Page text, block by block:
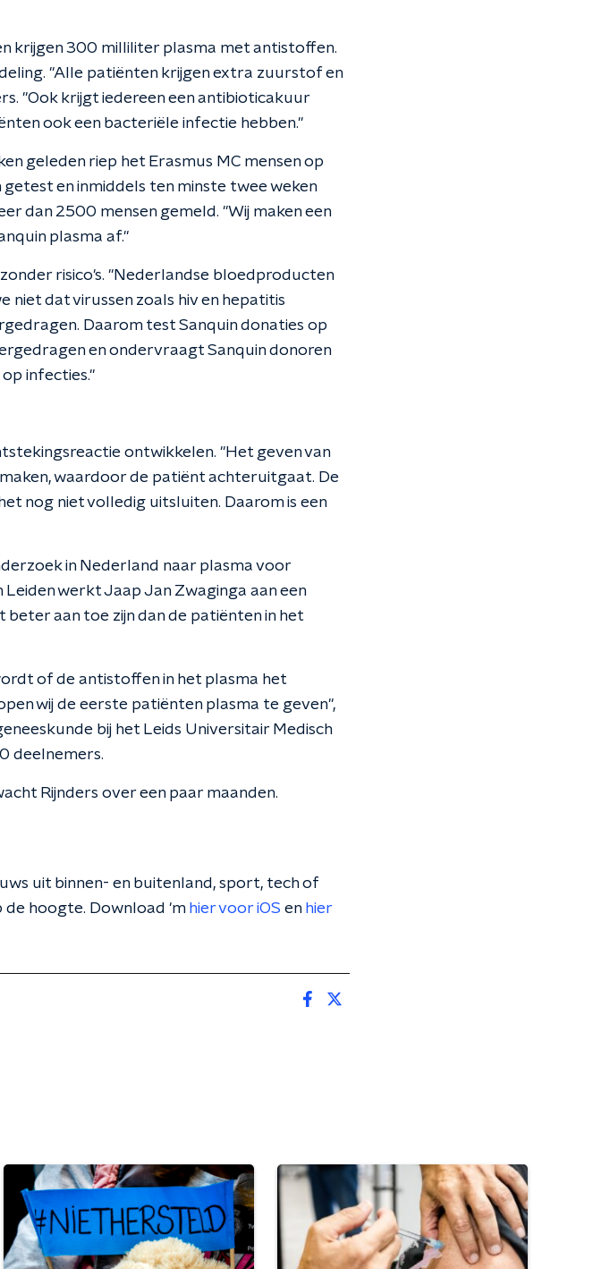
krijgen 300 milliliter plasma met antistoffen.
"Alle patiënten krijgen extra zuurstof en
"Ook krijgt iedereen een antibioticakuur
ook een bacteriële infectie hebben."
geleden riep het Erasmus MC mensen op
en inmiddels ten minste twee weken
dan 2500 mensen gemeld. "Wij maken een
plasma af."
risico's. "Nederlandse bloedproducten
niet dat virussen zoals hiv en hepatitis
Daarom test Sanquin donaties op
en ondervraagt Sanquin donoren
infecties."
ontwikkelen. "Het geven van
waardoor de patiënt achteruitgaat. De
nog niet volledig uitsluiten. Daarom is een
in Nederland naar plasma voor
werkt Jaap Jan Zwaginga aan een
aan toe zijn dan de patiënten in het
of de antistoffen in het plasma het
wij de eerste patiënten plasma te geven",
bij het Leids Universitair Medisch
deelnemers.
Rijnders over een paar maanden.
uit binnen- en buitenland, sport, tech of
de hoogte. Download 'm hier voor iOS en hier